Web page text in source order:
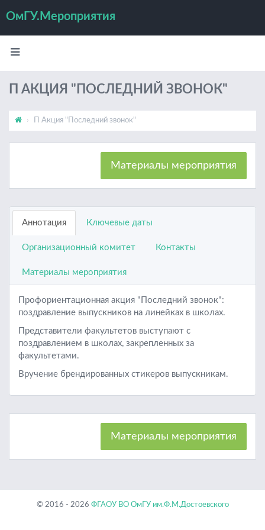
ОмГУ.Мероприятия
П АКЦИЯ "ПОСЛЕДНИЙ ЗВОНОК"
П Акция "Последний звонок"
Материалы мероприятия
Аннотация Ключевые даты
Организационный комитет Контакты
Материалы мероприятия
Профориентационная акция "Последний звонок":
поздравление выпускников на линейках в школах.
Представители факультетов выступают с
поздравлением в школах, закрепленных за
факультетами.
Вручение брендированных стикеров выпускникам.
Материалы мероприятия
© 2016 - 2026 ФГАОУ ВО ОмГУ им.Ф.М.Достоевского